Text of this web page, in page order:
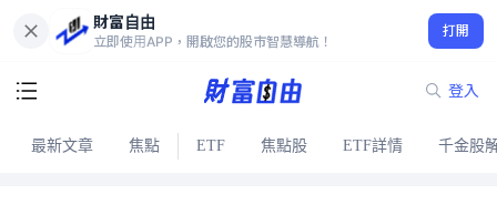
財富自由
立即使用APP，開啟您的股市智慧導航！
打開
登入
最新文章 焦點 ETF 焦點股 ETF詳情 千金股